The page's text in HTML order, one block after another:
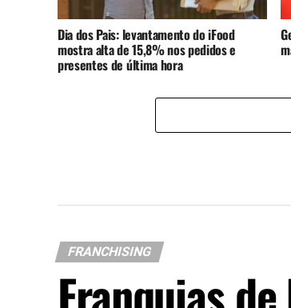
Dia dos Pais: levantamento do iFood
mostra alta de 15,8% nos pedidos e
presentes de última hora
FRANCHISING
Franquias